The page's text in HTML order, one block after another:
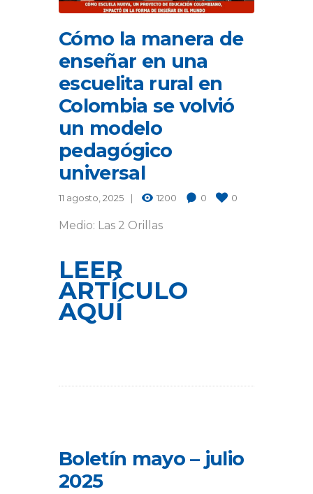
Cómo la manera de
enseñar en una
escuelita rural en
Colombia se volvió
un modelo
pedagógico
universal
11 agosto, 2025 1200 0 0
Medio: Las 2 Orillas
LEER
ARTÍCULO
AQUÍ
Boletín mayo – julio
2025